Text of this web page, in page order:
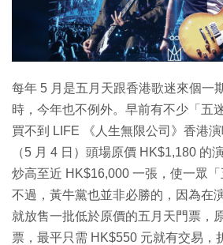
每年 5 月是五月天跟香港歌迷來個一
時，今年也不例外。早前有不少「五
買不到 LIFE 《人生無限公司》香港
（5 月 4 日）頭場原價 HK$1,180 的
炒高至近 HK$16,000 一張，使一眾
不過，黃牛黨也並非必勝的，因為在
就放售一批低於原價的五月天門票，
票，最平只需 HK$550 元就有交易，